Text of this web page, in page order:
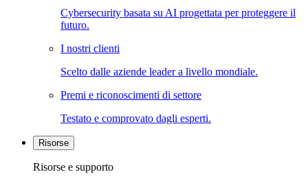
Cybersecurity basata su AI progettata per proteggere il
futuro.
I nostri clienti
Scelto dalle aziende leader a livello mondiale.
Premi e riconoscimenti di settore
Testato e comprovato dagli esperti.
Risorse
Risorse e supporto